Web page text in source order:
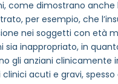
come dimostrano anche
per esempio, che
nei soggetti con età
sia inappropriato, in
gli anziani clinicamente
clinici acuti e gravi,